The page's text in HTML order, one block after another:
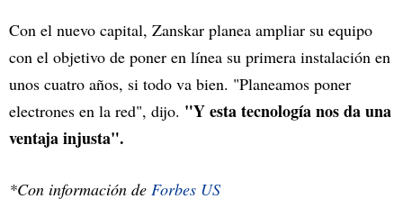
Con el nuevo capital, Zanskar planea ampliar su equipo
con el objetivo de poner en línea su primera instalación en
unos cuatro años, si todo va bien. "Planeamos poner
electrones en la red", dijo. "Y esta tecnología nos da una
ventaja injusta".
*Con información de Forbes US